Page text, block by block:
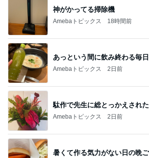
神がかってる掃除機
Amebaトピックス 18時間前
あっという間に飲み終わる毎
Amebaトピックス 2日前
駄作で先生に総とっかえされ
Amebaトピックス 2日前
暑くて作る気力がない日の晩